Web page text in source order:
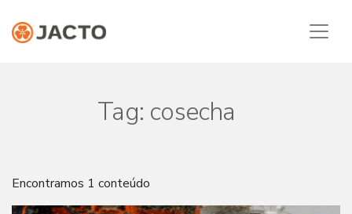
Tag: cosecha
Encontramos 1 conteúdo